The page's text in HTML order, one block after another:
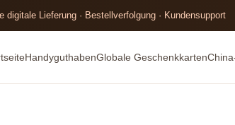
digitale Lieferung · Bestellverfolgung · Kundensupport
HandyguthabenGlobale Geschenkkarten